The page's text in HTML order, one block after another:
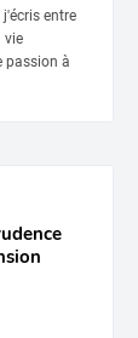
entre
vie
passion à